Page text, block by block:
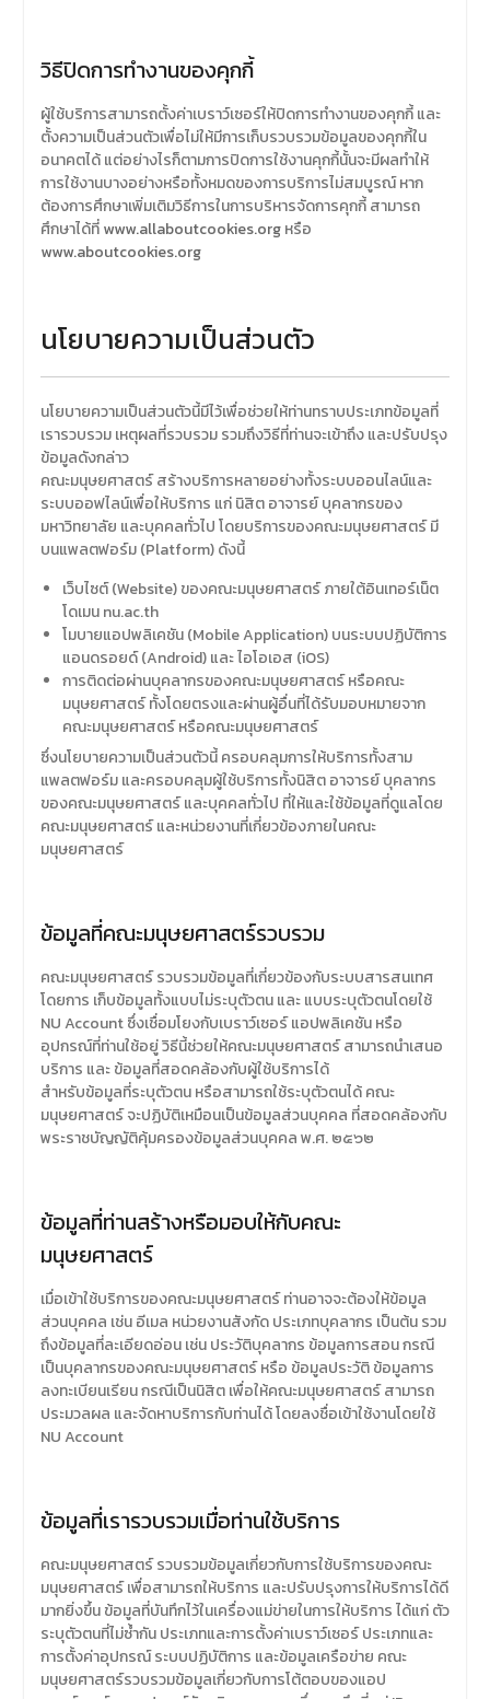
วิธีปิดการทำงานของคุกกี้
ผู้ใช้บริการสามารถตั้งค่าเบราว์เซอร์ให้ปิดการทำงานของคุกกี้ และ
ตั้งความเป็นส่วนตัวเพื่อไม่ให้มีการเก็บรวบรวมข้อมูลของคุกกี้ใน
อนาคตได้ แต่อย่างไรก็ตามการปิดการใช้งานคุกกี้นั้นจะมีผลทำให้
การใช้งานบางอย่างหรือทั้งหมดของการบริการไม่สมบูรณ์ หาก
ต้องการศึกษาเพิ่มเติมวิธีการในการบริหารจัดการคุกกี้ สามารถ
ศึกษาได้ที่www.allaboutcookies.orgหรือ
www.aboutcookies.org
นโยบายความเป็นส่วนตัว
นโยบายความเป็นส่วนตัวนี้มีไว้เพื่อช่วยให้ท่านทราบประเภทข้อมูลที่
เรารวบรวม เหตุผลที่รวบรวม รวมถึงวิธีที่ท่านจะเข้าถึง และปรับปรุง
ข้อมูลดังกล่าว
คณะมนุษยศาสตร์ สร้างบริการหลายอย่างทั้งระบบออนไลน์และ
ระบบออฟไลน์เพื่อให้บริการ แก่ นิสิต อาจารย์ บุคลากรของ
มหาวิทยาลัย และบุคคลทั่วไป โดยบริการของคณะมนุษยศาสตร์ มี
บนแพลตฟอร์ม (Platform) ดังนี้
เว็บไซต์ (Website) ของคณะมนุษยศาสตร์ ภายใต้อินเทอร์เน็ต
โดเมน nu.ac.th
โมบายแอปพลิเคชัน (Mobile Application) บนระบบปฏิบัติการ
แอนดรอยด์ (Android) และ ไอโอเอส (iOS)
การติดต่อผ่านบุคลากรของคณะมนุษยศาสตร์ หรือคณะ
มนุษยศาสตร์ ทั้งโดยตรงและผ่านผู้อื่นที่ได้รับมอบหมายจาก
คณะมนุษยศาสตร์ หรือคณะมนุษยศาสตร์
ซึ่งนโยบายความเป็นส่วนตัวนี้ ครอบคลุมการให้บริการทั้งสาม
แพลตฟอร์ม และครอบคลุมผู้ใช้บริการทั้งนิสิต อาจารย์ บุคลากร
ของคณะมนุษยศาสตร์ และบุคคลทั่วไป ที่ให้และใช้ข้อมูลที่ดูแลโดย
คณะมนุษยศาสตร์ และหน่วยงานที่เกี่ยวข้องภายในคณะ
มนุษยศาสตร์
ข้อมูลที่คณะมนุษยศาสตร์รวบรวม
คณะมนุษยศาสตร์ รวบรวมข้อมูลที่เกี่ยวข้องกับระบบสารสนเทศ
โดยการ เก็บข้อมูลทั้งแบบไม่ระบุตัวตน และ แบบระบุตัวตนโดยใช้
NU Account ซึ่งเชื่อมโยงกับเบราว์เซอร์ แอปพลิเคชัน หรือ
อุปกรณ์ที่ท่านใช้อยู่ วิธีนี้ช่วยให้คณะมนุษยศาสตร์ สามารถนำเสนอ
บริการ และ ข้อมูลที่สอดคล้องกับผู้ใช้บริการได้
สำหรับข้อมูลที่ระบุตัวตน หรือสามารถใช้ระบุตัวตนได้ คณะ
มนุษยศาสตร์ จะปฏิบัติเหมือนเป็นข้อมูลส่วนบุคคล ที่สอดคล้องกับ
พระราชบัญญัติคุ้มครองข้อมูลส่วนบุคคล พ.ศ. ๒๕๖๒
ข้อมูลที่ท่านสร้างหรือมอบให้กับคณะ
มนุษยศาสตร์
เมื่อเข้าใช้บริการของคณะมนุษยศาสตร์ ท่านอาจจะต้องให้ข้อมูล
ส่วนบุคคล เช่น อีเมล หน่วยงานสังกัด ประเภทบุคลากร เป็นต้น รวม
ถึงข้อมูลที่ละเอียดอ่อน เช่น ประวัติบุคลากร ข้อมูลการสอน กรณี
เป็นบุคลากรของคณะมนุษยศาสตร์ หรือ ข้อมูลประวัติ ข้อมูลการ
ลงทะเบียนเรียน กรณีเป็นนิสิต เพื่อให้คณะมนุษยศาสตร์ สามารถ
ประมวลผล และจัดหาบริการกับท่านได้ โดยลงชื่อเข้าใช้งานโดยใช้
NU Account
ข้อมูลที่เรารวบรวมเมื่อท่านใช้บริการ
คณะมนุษยศาสตร์ รวบรวมข้อมูลเกี่ยวกับการใช้บริการของคณะ
มนุษยศาสตร์ เพื่อสามารถให้บริการ และปรับปรุงการให้บริการได้ดี
มากยิ่งขึ้น ข้อมูลที่บันทึกไว้ในเครื่องแม่ข่ายในการให้บริการ ได้แก่ ตัว
ระบุตัวตนที่ไม่ซ้ำกัน ประเภทและการตั้งค่าเบราว์เซอร์ ประเภทและ
การตั้งค่าอุปกรณ์ ระบบปฏิบัติการ และข้อมูลเครือข่าย คณะ
มนุษยศาสตร์รวบรวมข้อมูลเกี่ยวกับการโต้ตอบของแอป